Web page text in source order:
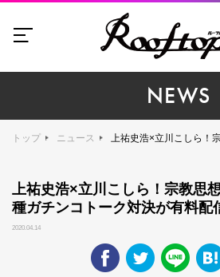
NEWS
トップ ニュース 上祐史浩×立川こしら！宗教思想家vs落語家
上祐史浩×立川こしら！宗教思
種ガチンコトーク対決が有料配
2020.04.14